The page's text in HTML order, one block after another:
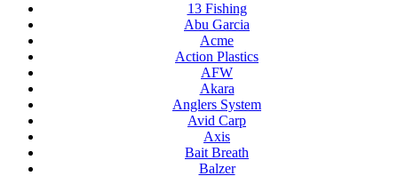
13 Fishing
Abu Garcia
Acme
Action Plastics
AFW
Akara
Anglers System
Avid Carp
Axis
Bait Breath
Balzer